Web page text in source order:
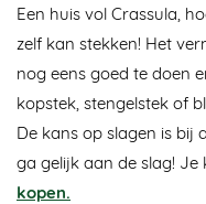
Een huis vol Crassula,
zelf kan stekken! Het
nog eens goed te doen
kopstek, stengelstek of
De kans op slagen is bij
ga gelijk aan de slag!
kopen.